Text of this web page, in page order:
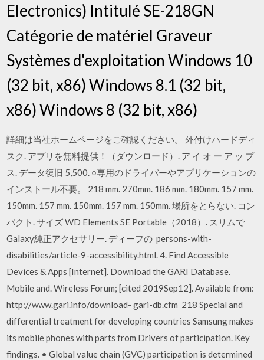
Electronics) Intitulé SE-218GN
Catégorie de matériel Graveur
Systèmes d'exploitation Windows 10
(32 bit, x86) Windows 8.1 (32 bit,
x86) Windows 8 (32 bit, x86)
詳細は当社ホームページをご確認ください。 外付けハードディ
スク. アプリを無料提供！（ダウンロード）. ア イ オ ー ア ッ プ
ス. データ復旧 5,500. ○専用のドライバーやアプリケーションの
インストール不要。 218 mm. 270mm. 186 mm. 180mm. 157 mm.
150mm. 157 mm. 150mm. 157 mm. 150mm. 場所をとらない. コン
パクト. サイズ WD Elements SE Portable（2018）. スリムで
Galaxy純正アクセサリー. ディーフの persons-with-
disabilities/article-9-accessibility.html. 4. Find Accessible
Devices & Apps [Internet]. Download the GARI Database.
Mobile and. Wireless Forum; [cited 2019Sep12]. Available from:
http://www.gari.info/download- gari-db.cfm 218 Special and
differential treatment for developing countries Samsung makes
its mobile phones with parts from Drivers of participation. Key
findings. • Global value chain (GVC) participation is determined